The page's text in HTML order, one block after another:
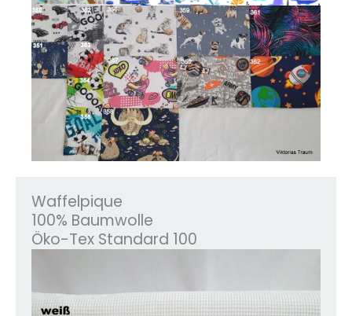
Waffelpique
100% Baumwolle
Öko-Tex Standard 100